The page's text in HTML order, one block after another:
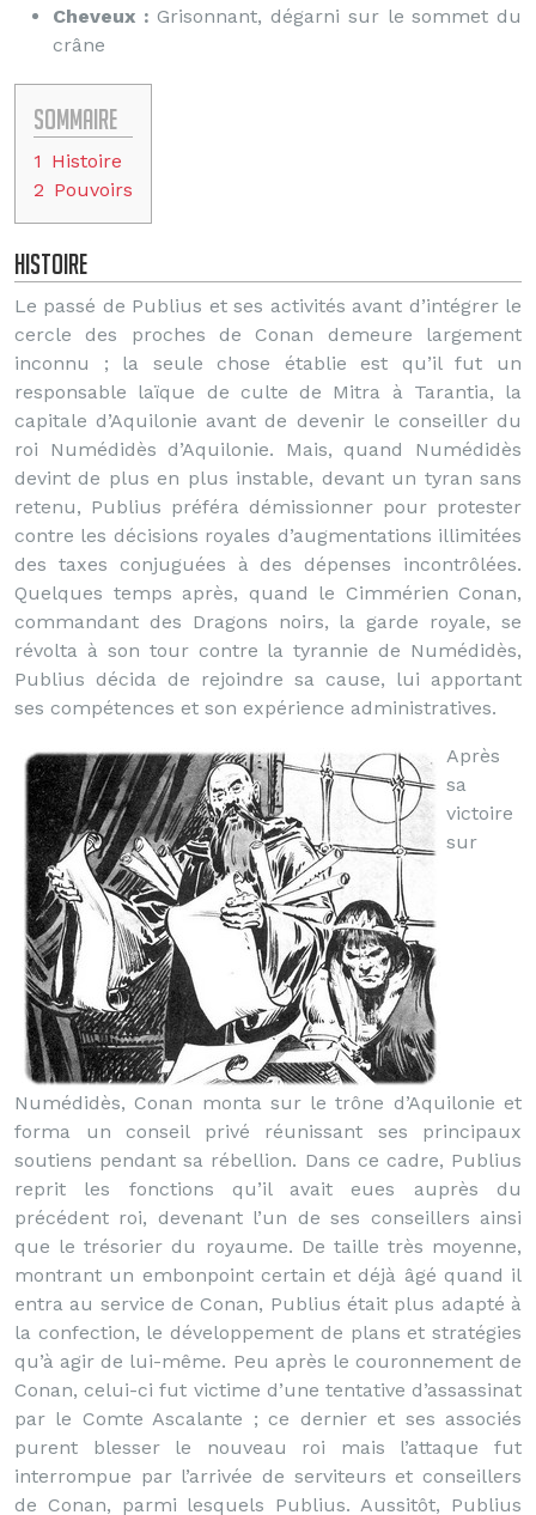
Cheveux : Grisonnant, dégarni sur le sommet du
crâne
Sommaire
1 Histoire
2 Pouvoirs
Histoire
Le passé de Publius et ses activités avant d’intégrer le
cercle des proches de Conan demeure largement
inconnu ; la seule chose établie est qu’il fut un
responsable laïque de culte de Mitra à Tarantia, la
capitale d’Aquilonie avant de devenir le conseiller du
roi Numédidès d’Aquilonie. Mais, quand Numédidès
devint de plus en plus instable, devant un tyran sans
retenu, Publius préféra démissionner pour protester
contre les décisions royales d’augmentations illimitées
des taxes conjuguées à des dépenses incontrôlées.
Quelques temps après, quand le Cimmérien Conan,
commandant des Dragons noirs, la garde royale, se
révolta à son tour contre la tyrannie de Numédidès,
Publius décida de rejoindre sa cause, lui apportant
ses compétences et son expérience administratives.
Après
sa
victoire
sur
Numédidès, Conan monta sur le trône d’Aquilonie et
forma un conseil privé réunissant ses principaux
soutiens pendant sa rébellion. Dans ce cadre, Publius
reprit les fonctions qu’il avait eues auprès du
précédent roi, devenant l’un de ses conseillers ainsi
que le trésorier du royaume. De taille très moyenne,
montrant un embonpoint certain et déjà âgé quand il
entra au service de Conan, Publius était plus adapté à
la confection, le développement de plans et stratégies
qu’à agir de lui-même. Peu après le couronnement de
Conan, celui-ci fut victime d’une tentative d’assassinat
par le Comte Ascalante ; ce dernier et ses associés
purent blesser le nouveau roi mais l’attaque fut
interrompue par l’arrivée de serviteurs et conseillers
de Conan, parmi lesquels Publius. Aussitôt, Publius